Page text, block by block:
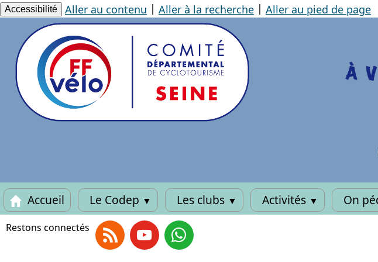
Accessibilité Aller au contenu | Aller à la recherche | Aller au pied de page
Accueil Le Codep ▼ Les clubs ▼ Activités ▼ On
Restons connectés
Panneau de gestion des cookies